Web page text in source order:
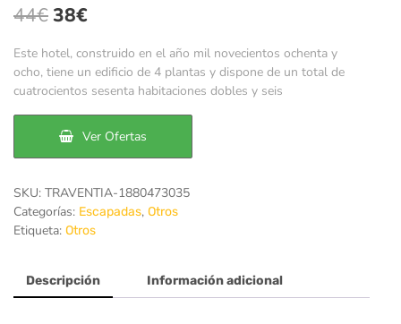
44€ El
precio
original
era:
44€.
38€
precio
actual
es:
38€.
Este hotel, construido en el año mil novecientos ochenta y
ocho, tiene un edificio de 4 plantas y dispone de un total de
cuatrocientos sesenta habitaciones dobles y seis
Ver Ofertas
SKU: TRAVENTIA-1880473035
Categorías: Escapadas, Otros
Etiqueta: Otros
Descripción Información adicional